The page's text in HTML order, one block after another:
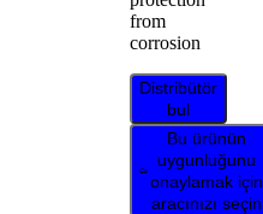
from
corrosion
Distribütör
bul
Bu ürünün
uygunluğunu
onaylamak için
aracınızı seçin